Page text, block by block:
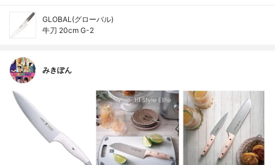
GLOBAL(グローバル)
牛刀 20cm G-2
みきぽん